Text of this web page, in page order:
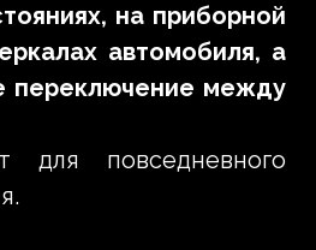
на приборной
автомобиля, а
переключение между
для повседневного